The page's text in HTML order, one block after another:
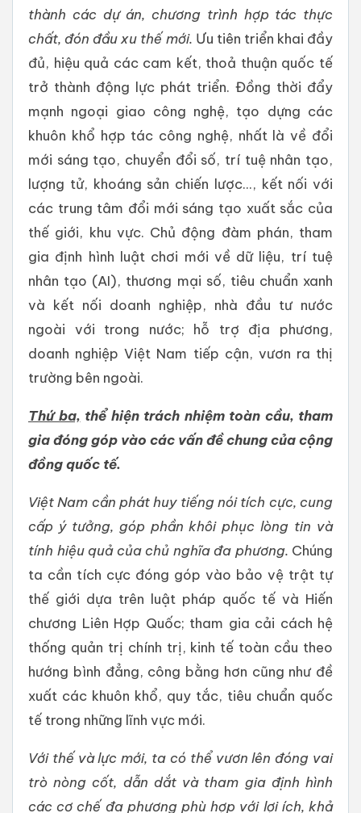
thành các dự án, chương trình hợp tác thực
chất, đón đầu xu thế mới. Ưu tiên triển khai đầy
đủ, hiệu quả các cam kết, thoả thuận quốc tế
trở thành động lực phát triển. Đồng thời đẩy
mạnh ngoại giao công nghệ, tạo dựng các
khuôn khổ hợp tác công nghệ, nhất là về đổi
mới sáng tạo, chuyển đổi số, trí tuệ nhân tạo,
lượng tử, khoáng sản chiến lược..., kết nối với
các trung tâm đổi mới sáng tạo xuất sắc của
thế giới, khu vực. Chủ động đàm phán, tham
gia định hình luật chơi mới về dữ liệu, trí tuệ
nhân tạo (AI), thương mại số, tiêu chuẩn xanh
và kết nối doanh nghiệp, nhà đầu tư nước
ngoài với trong nước; hỗ trợ địa phương,
doanh nghiệp Việt Nam tiếp cận, vươn ra thị
trường bên ngoài.
Thứ ba, thể hiện trách nhiệm toàn cầu, tham
gia đóng góp vào các vấn đề chung của cộng
đồng quốc tế.
Việt Nam cần phát huy tiếng nói tích cực, cung
cấp ý tưởng, góp phần khôi phục lòng tin và
tính hiệu quả của chủ nghĩa đa phương. Chúng
ta cần tích cực đóng góp vào bảo vệ trật tự
thế giới dựa trên luật pháp quốc tế và Hiến
chương Liên Hợp Quốc; tham gia cải cách hệ
thống quản trị chính trị, kinh tế toàn cầu theo
hướng bình đẳng, công bằng hơn cũng như đề
xuất các khuôn khổ, quy tắc, tiêu chuẩn quốc
tế trong những lĩnh vực mới.
Với thế và lực mới, ta có thể vươn lên đóng vai
trò nòng cốt, dẫn dắt và tham gia định hình
các cơ chế đa phương phù hợp với lợi ích, khả